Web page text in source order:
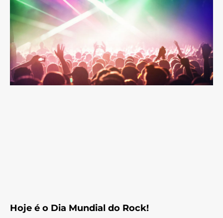
Hoje é o Dia Mundial do Rock!